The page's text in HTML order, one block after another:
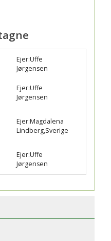
Ejer:Uffe
Jørgensen
Ejer:Uffe
Jørgensen
Ejer:Magdalena
Lindberg,Sverige
Ejer:Uffe
Jørgensen